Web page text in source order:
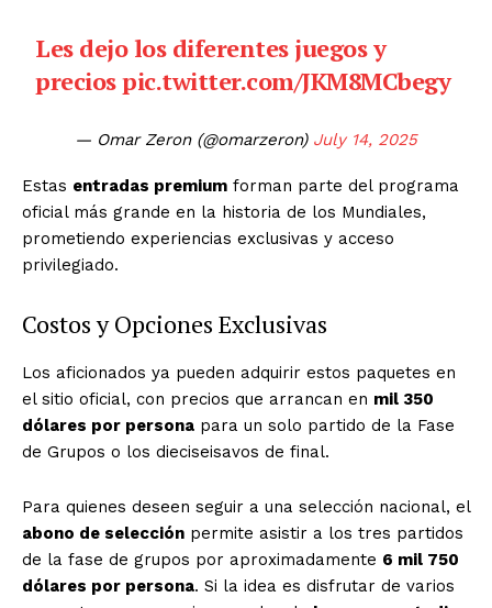
Les dejo los diferentes juegos y
preciospic.twitter.com/JKM8MCbegy
— Omar Zeron (@omarzeron) July 14, 2025
Estas entradas premium forman parte del programa
oficial más grande en la historia de los Mundiales,
prometiendo experiencias exclusivas y acceso
privilegiado.
Costos y Opciones Exclusivas
Los aficionados ya pueden adquirir estos paquetes en
el sitio oficial, con precios que arrancan en mil 350
dólares por persona para un solo partido de la Fase
de Grupos o los dieciseisavos de final.
Para quienes deseen seguir a una selección nacional, el
abono de selección permite asistir a los tres partidos
de la fase de grupos por aproximadamente 6 mil 750
dólares por persona. Si la idea es disfrutar de varios